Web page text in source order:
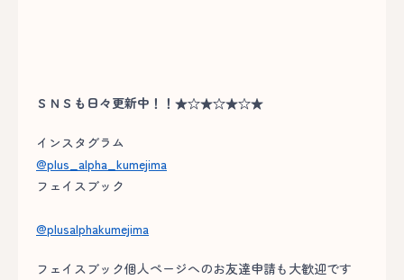
ＳＮＳも日々更新中！！★☆★☆★☆★
インスタグラム
@plus_alpha_kumejima
フェイスブック
@plusalphakumejima
フェイスブック個人ページへのお友達申請も大歓迎です